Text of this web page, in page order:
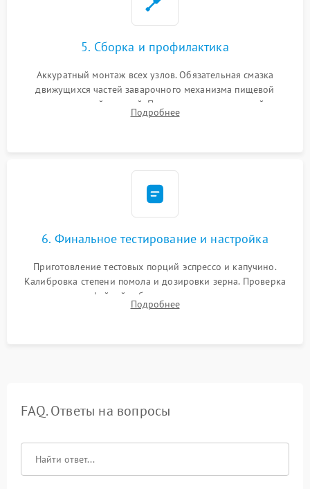
5. Сборка и профилактика
Аккуратный монтаж всех узлов. Обязательная смазка
движущихся частей заварочного механизма пищевой
силиконовой смазкой. Проведение программной
декальцинации и очистки системы от кофейных масел.
Подробнее
6. Финальное тестирование и настройка
Приготовление тестовых порций эспрессо и капучино.
Калибровка степени помола и дозировки зерна. Проверка
плотности кофейной таблетки, температуры напитка и
качества молочной пены. Контроль отсутствия посторонних
Подробнее
FAQ. Ответы на вопросы